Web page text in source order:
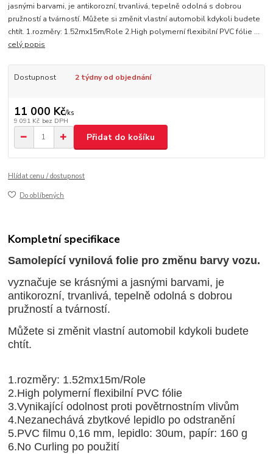
jasnými barvami, je antikorozní, trvanlivá, tepelně odolná s dobrou
pružností a tvárností. Můžete si změnit vlastní automobil kdykoli budete
chtít. 1.rozměry: 1.52mx15m/Role 2.High polymerní flexibilní PVC fólie ...
celý popis
Dostupnost 2 týdny od objednání
11 000 Kč/ks
9 091 Kč bez DPH
Přidat do košíku
Hlídat cenu / dostupnost
Do oblíbených
Kompletní specifikace
Samolepící vynilová folie pro změnu barvy vozu.
vyznačuje se krásnými a jasnými barvami, je
antikorozní, trvanlivá, tepelně odolná s dobrou
pružností a tvárností.
Můžete si změnit vlastní automobil kdykoli budete
chtít.
1.rozměry: 1.52mx15m/Role
2.High polymerní flexibilní PVC fólie
3.Vynikající odolnost proti povětrnostním vlivům
4.Nezanechává zbytkové lepidlo po odstranění
5.PVC filmu 0,16 mm, lepidlo: 30um, papír: 160 g
6.No Curling po použití